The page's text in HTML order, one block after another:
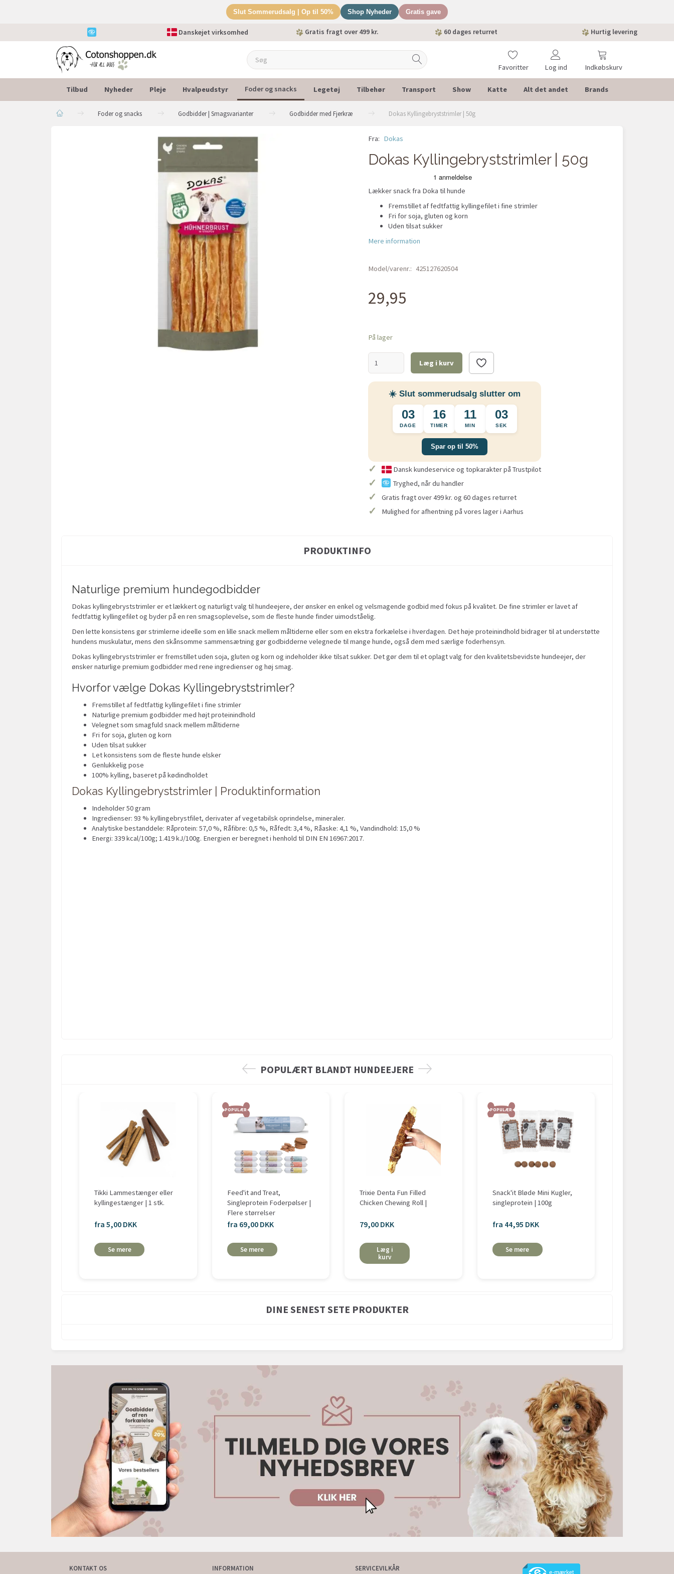
Slut Sommerudsalg | Op til 50% Shop Nyheder Gratis gave
Danskejet virksomhed Gratis fragt over 499 kr. 60 dages returret Hurtig levering
Indkøbskurv
Favoritter Log ind
Tilbud Nyheder Pleje Hvalpeudstyr Foder og snacks Legetøj Tilbehør Transport Show Katte Alt det andet Brands
Foder og snacks Godbidder | Smagsvarianter Godbidder med Fjerkræ Dokas Kyllingebryststrimler | 50g
Fra: Dokas
Dokas Kyllingebryststrimler | 50g
Lækker snack fra Doka til hunde
Fremstillet af fedtfattig kyllingefilet i fine strimler
Fri for soja, gluten og korn
Uden tilsat sukker
Mere information
Model/varenr.: 425127620504
29,95
På lager
Læg i kurv
☀️ Slut sommerudsalg slutter om
03
DAGE
16
TIMER
11
MIN
03
SEK
Spar op til 50%
✓ Dansk kundeservice og topkarakter på Trustpilot
✓ Tryghed, når du handler
✓ Gratis fragt over 499 kr. og 60 dages returret
✓ Mulighed for afhentning på vores lager i Aarhus
PRODUKTINFO
Naturlige premium hundegodbidder
Dokas kyllingebryststrimler er et lækkert og naturligt valg til hundeejere, der ønsker en enkel og velsmagende godbid med fokus på kvalitet. De fine strimler er lavet af
fedtfattig kyllingefilet og byder på en ren smagsoplevelse, som de fleste hunde finder uimodståelig.
Den lette konsistens gør strimlerne ideelle som en lille snack mellem måltiderne eller som en ekstra forkælelse i hverdagen. Det høje proteinindhold bidrager til at understøtte
hundens muskulatur, mens den skånsomme sammensætning gør godbidderne velegnede til mange hunde, også dem med særlige foderhensyn.
Dokas kyllingebryststrimler er fremstillet uden soja, gluten og korn og indeholder ikke tilsat sukker. Det gør dem til et oplagt valg for den kvalitetsbevidste hundeejer, der
ønsker naturlige premium godbidder med rene ingredienser og høj smag.
Hvorfor vælge Dokas Kyllingebryststrimler?
Fremstillet af fedtfattig kyllingefilet i fine strimler
Naturlige premium godbidder med højt proteinindhold
Velegnet som smagfuld snack mellem måltiderne
Fri for soja, gluten og korn
Uden tilsat sukker
Let konsistens som de fleste hunde elsker
Genlukkelig pose
100% kylling, baseret på kødindholdet
Dokas Kyllingebryststrimler | Produktinformation
Indeholder 50 gram
Ingredienser: 93 % kyllingebrystfilet, derivater af vegetabilsk oprindelse, mineraler.
Analytiske bestanddele: Råprotein: 57,0 %, Råfibre: 0,5 %, Råfedt: 3,4 %, Råaske: 4,1 %, Vandindhold: 15,0 %
Energi: 339 kcal/100g; 1.419 kJ/100g. Energien er beregnet i henhold til DIN EN 16967:2017.
POPULÆRT BLANDT HUNDEEJERE
Tikki Lammestænger eller
kyllingestænger | 1 stk.
fra 5,00 DKK
Se mere
POPULÆR
Feed'it and Treat,
Singleprotein Foderpølser |
Flere størrelser
fra 69,00 DKK
Se mere
Trixie Denta Fun Filled
Chicken Chewing Roll |
79,00 DKK
Læg i
kurv
POPULÆR
Snack'it Bløde Mini Kugler,
singleprotein | 100g
fra 44,95 DKK
Se mere
DINE SENEST SETE PRODUKTER
KONTAKT OS INFORMATION SERVICEVILKÅR